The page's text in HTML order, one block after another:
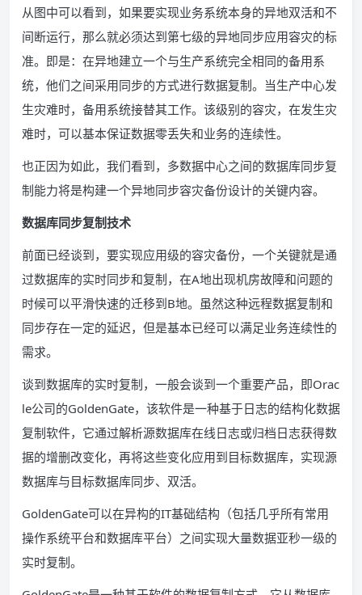
从图中可以看到，如果要实现业务系统本身的异地双活和不
间断运行，那么就必须达到第七级的异地同步应用容灾的标
准。即是：在异地建立一个与生产系统完全相同的备用系
统，他们之间采用同步的方式进行数据复制。当生产中心发
生灾难时，备用系统接替其工作。该级别的容灾，在发生灾
难时，可以基本保证数据零丢失和业务的连续性。
也正因为如此，我们看到，多数据中心之间的数据库同步复
制能力将是构建一个异地同步容灾备份设计的关键内容。
数据库同步复制技术
前面已经谈到，要实现应用级的容灾备份，一个关键就是通
过数据库的实时同步和复制，在A地出现机房故障和问题的
时候可以平滑快速的迁移到B地。虽然这种远程数据复制和
同步存在一定的延迟，但是基本已经可以满足业务连续性的
需求。
谈到数据库的实时复制，一般会谈到一个重要产品，即Orac
le公司的GoldenGate，该软件是一种基于日志的结构化数据
复制软件，它通过解析源数据库在线日志或归档日志获得数
据的增删改变化，再将这些变化应用到目标数据库，实现源
数据库与目标数据库同步、双活。
GoldenGate可以在异构的IT基础结构（包括几乎所有常用
操作系统平台和数据库平台）之间实现大量数据亚秒一级的
实时复制。